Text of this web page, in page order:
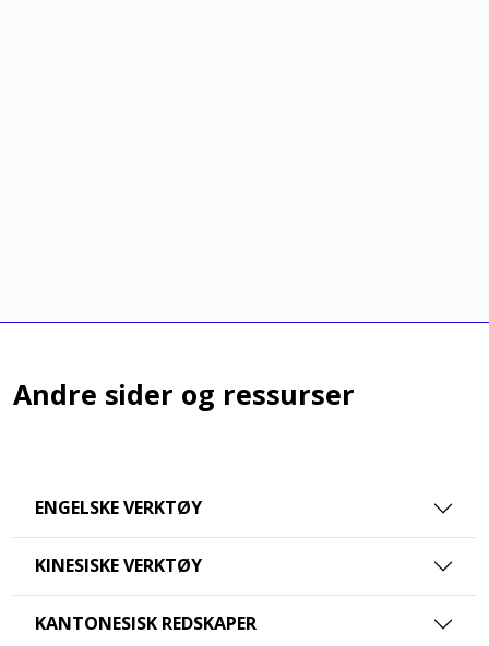
Andre sider og ressurser
ENGELSKE VERKTØY
KINESISKE VERKTØY
KANTONESISK REDSKAPER